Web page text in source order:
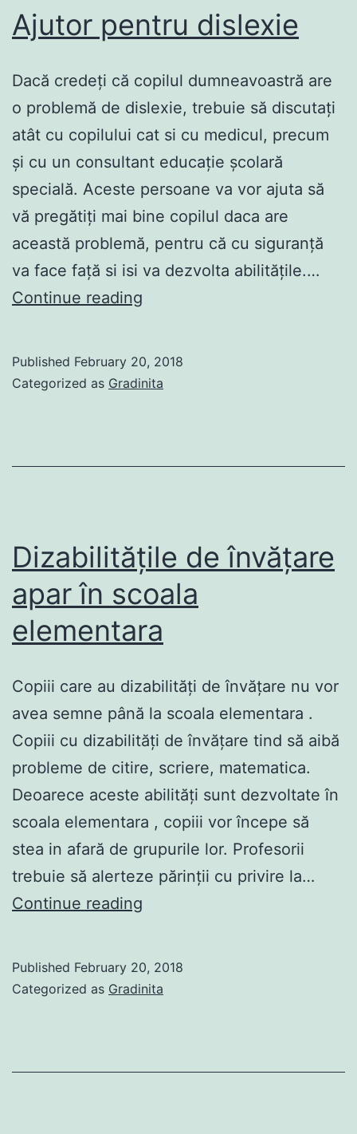
Ajutor pentru dislexie
Dacă credeți că copilul dumneavoastră are
o problemă de dislexie, trebuie să discutați
atât cu copilului cat si cu medicul, precum
și cu un consultant educație școlară
specială. Aceste persoane va vor ajuta să
vă pregătiți mai bine copilul daca are
această problemă, pentru că cu siguranță
va face față si isi va dezvolta abilitățile.…
Continue reading
Published February 20, 2018
Categorized as Gradinita
Dizabilitățile de învățare
apar în scoala
elementara
Copiii care au dizabilități de învățare nu vor
avea semne până la scoala elementara .
Copiii cu dizabilități de învățare tind să aibă
probleme de citire, scriere, matematica.
Deoarece aceste abilități sunt dezvoltate în
scoala elementara , copiii vor începe să
stea in afară de grupurile lor. Profesorii
trebuie să alerteze părinții cu privire la…
Continue reading
apar
Published February 20, 2018
Categorized as Gradinita